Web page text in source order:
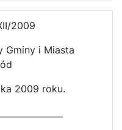
2009
Gminy i Miasta
2009 roku.